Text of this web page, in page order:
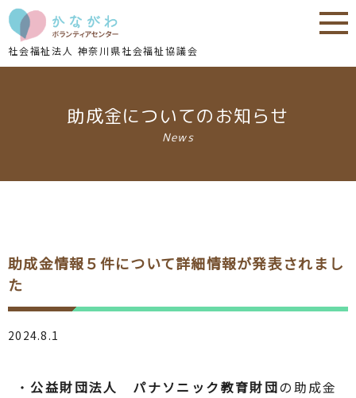
内
容
を
ス
内
容
を
ス
社会福祉法人 神奈川県社会福祉協議会
助成金についてのお知らせ
News
助成金情報５件について詳細情報が発表されまし
た
2024.8.1
・公益財団法人 パナソニック教育財団の助成金